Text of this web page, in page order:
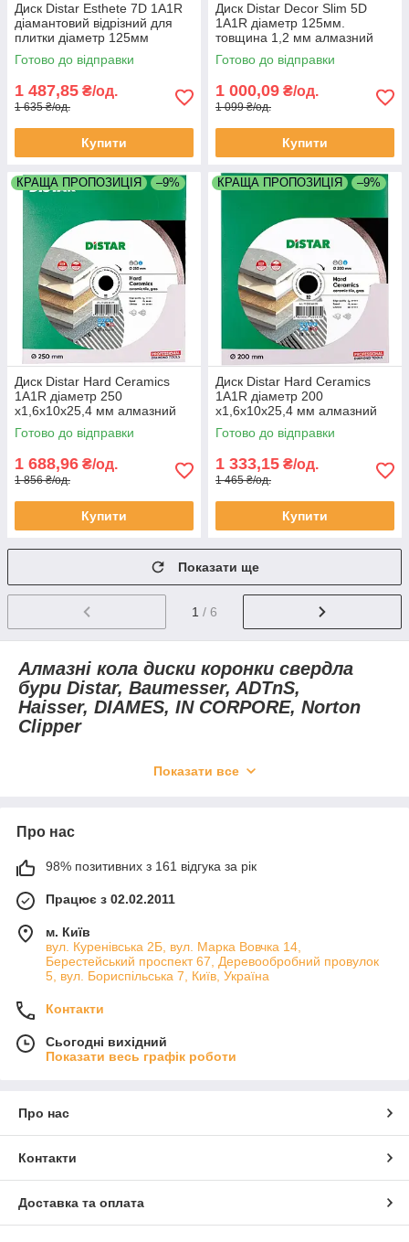
Диск Distar Esthete 7D 1A1R
діамантовий відрізний для
плитки діаметр 125мм
товщина 1,1 мм
(11115421010)
Готово до відправки
1 487,85 ₴/од.
1 635 ₴/од.
Купити
Диск Distar Decor Slim 5D
1A1R діаметр 125мм.
товщина 1,2 мм алмазний
відрізний по кераміці
(11115427010)
Готово до відправки
1 000,09 ₴/од.
1 099 ₴/од.
Купити
КРАЩА ПРОПОЗИЦІЯ –9%
Диск Distar Hard Ceramics
1A1R діаметр 250
x1,6x10x25,4 мм алмазний
відрізний по кераміці
(11120048019)
Готово до відправки
1 688,96 ₴/од.
1 856 ₴/од.
Купити
КРАЩА ПРОПОЗИЦІЯ –9%
Диск Distar Hard Ceramics
1A1R діаметр 200
x1,6x10x25,4 мм алмазний
відрізний для кераміки
(11120048015)
Готово до відправки
1 333,15 ₴/од.
1 465 ₴/од.
Купити
Показати ще
1 / 6
Алмазні кола диски коронки свердла
бури Distar, Baumesser, ADTnS,
Haisser, DIAMES, IN CORPORE, Norton
Clipper
підтримуючи фахівців, що використовують алмазні
інструментами, завдяки яким ви зможете виконувати частину
Благодаря нашему опыту, как в торговле инструментами
бетону, так и в предоставлении услуг с использованием таких
инструментов, у вас есть гарантия, что вы получите всю
необходимую помощь с покупкой инструментов
Наше предложение включает в себя такие
продукты, как:
алмазные сверла, коронковые сверла, коронка по бетону и
станка для резки плитки с подачей воды, диски отрезные по
металлу, шлифовальные круги, круги для железобетона, для
пилы, резцы бетона.
Показати все
Про нас
98% позитивних з 161 відгука за рік
Працює з 02.02.2011
м. Київ
вул. Куренівська 2Б, вул. Марка Вовчка 14,
Берестейський проспект 67, Деревообробний провулок
5, вул. Бориспільська 7, Київ, Україна
Контакти
Сьогодні вихідний
Показати весь графік роботи
Про нас
Контакти
Доставка та оплата